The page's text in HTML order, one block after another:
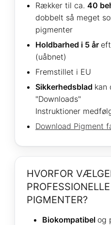
Rækker til ca. 40
dobbelt så meget
pigmenter
Holdbarhed i 5 år
(uåbnet)
Fremstillet i EU
Sikkerhedsblad kan
"Downloads"
Instruktioner
Download Pigment
HVORFOR
PIGMENTER?
Biokompatibel og